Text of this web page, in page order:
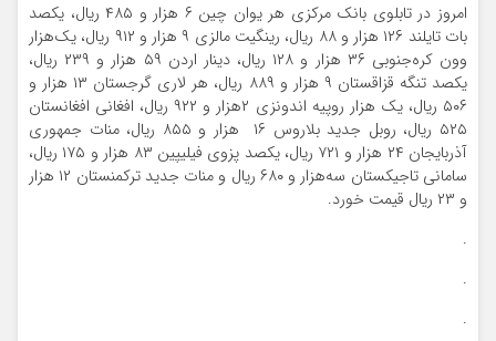
امروز در تابلوی بانک مرکزی هر یوان چین ۶ هزار و ۴۸۵ ریال، یکصد
بات تایلند ۱۲۶ هزار و ۸۸ ریال، رینگیت مالزی ۹ هزار و ۹۱۲ ریال، یک‌هزار
وون کره‌جنوبی ۳۶ هزار و ۱۲۸ ریال، دینار اردن ۵۹ هزار و ۲۳۹ ریال،
یکصد تنگه قزاقستان ۹ هزار و ۸۸۹ ریال، هر لاری گرجستان ۱۳ هزار و
۵۰۶ ریال، یک هزار روپیه اندونزی ۲‌هزار و ۹۲۲ ریال، افغانی افغانستان
۵۲۵ ریال، روبل جدید بلاروس ۱۶ هزار و ۸۵۵ ریال، منات جمهوری
آذربایجان ۲۴ هزار و ۷۲۱ ریال، یکصد پزوی فیلیپین ۸۳ هزار و ۱۷۵ ریال،
سامانی تاجیکستان سه‌هزار و ۶۸۰ ریال و منات جدید ترکمنستان ۱۲ هزار
و ۲۳ ریال قیمت خورد.
.
.
.